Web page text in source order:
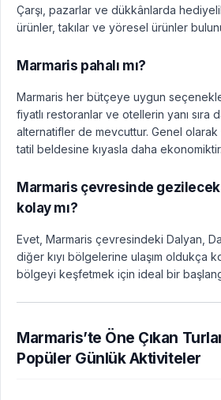
Çarşı, pazarlar ve dükkânlarda
ürünler, takılar ve yöresel ürünler
Marmaris pahalı mı?
Marmaris her bütçeye uygun
fiyatlı restoranlar ve otellerin yanı sıra
alternatifler de mevcuttur. Genel olarak
tatil beldesine kıyasla daha ekonomiktir.
Marmaris çevresinde
kolay mı?
Evet, Marmaris çevresindeki Dalyan,
diğer kıyı bölgelerine ulaşım oldukça
bölgeyi keşfetmek için ideal bir
Marmaris’te Öne Çıkan
Popüler Günlük Aktiviteler